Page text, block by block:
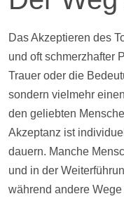
Das Akzeptieren des
und oft schmerzhafter
Trauer oder die
sondern vielmehr
den geliebten
Akzeptanz ist
dauern. Manche
und in der
während andere